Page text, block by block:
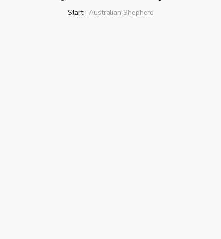
Start | Australian Shepherd